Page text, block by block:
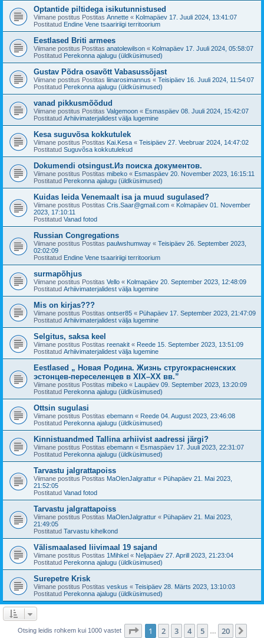
Optantide piltidega isikutunnistused
Viimane postitus Postitas Annette « Kolmapäev 17. Juuli 2024, 13:41:07
Postitatud Endine Vene tsaaririigi territoorium
Eestlased Briti armees
Viimane postitus Postitas anatolewilson « Kolmapäev 17. Juuli 2024, 05:58:07
Postitatud Perekonna ajalugu (üldküsimused)
Gustav Põdra osavõtt Vabasussõjast
Viimane postitus Postitas liinarosimannus « Teisipäev 16. Juuli 2024, 11:54:07
Postitatud Perekonna ajalugu (üldküsimused)
vanad pikkusmõõdud
Viimane postitus Postitas Valgemoon « Esmaspäev 08. Juuli 2024, 15:42:07
Postitatud Arhiivimaterjalidest välja lugemine
Kesa suguvõsa kokkutulek
Viimane postitus Postitas Kai.Kesa « Teisipäev 27. Veebruar 2024, 14:47:02
Postitatud Suguvõsa kokkutulekud
Dokumendi otsingust.Из поиска документов.
Viimane postitus Postitas mibeko « Esmaspäev 20. November 2023, 16:15:11
Postitatud Perekonna ajalugu (üldküsimused)
Kuidas leida Venemaalt isa ja muud sugulased?
Viimane postitus Postitas Cris.Saar@gmail.com « Kolmapäev 01. November
2023, 17:10:11
Postitatud Vanad fotod
Russian Congregations
Viimane postitus Postitas paulwshumway « Teisipäev 26. September 2023,
02:02:09
Postitatud Endine Vene tsaaririigi territoorium
surmapõhjus
Viimane postitus Postitas Vello « Kolmapäev 20. September 2023, 12:48:09
Postitatud Arhiivimaterjalidest välja lugemine
Mis on kirjas???
Viimane postitus Postitas ontser85 « Pühapäev 17. September 2023, 21:47:09
Postitatud Arhiivimaterjalidest välja lugemine
Selgitus, saksa keel
Viimane postitus Postitas reenakit « Reede 15. September 2023, 13:51:09
Postitatud Arhiivimaterjalidest välja lugemine
Eestlased „ Новая Родина. Жизнь стругокрасненских
эстонцев-переселенцев в XIX–XX вв.”
Viimane postitus Postitas mibeko « Laupäev 09. September 2023, 13:20:09
Postitatud Perekonna ajalugu (üldküsimused)
Ottsin sugulasi
Viimane postitus Postitas ebemann « Reede 04. August 2023, 23:46:08
Postitatud Perekonna ajalugu (üldküsimused)
Kinnistuandmed Tallina arhiivist aadressi järgi?
Viimane postitus Postitas ebemann « Esmaspäev 17. Juuli 2023, 22:31:07
Postitatud Perekonna ajalugu (üldküsimused)
Tarvastu jalgrattapoiss
Viimane postitus Postitas MaOlenJalgrattur « Pühapäev 21. Mai 2023,
21:52:05
Postitatud Vanad fotod
Tarvastu jalgrattapoiss
Viimane postitus Postitas MaOlenJalgrattur « Pühapäev 21. Mai 2023,
21:49:05
Postitatud Tarvastu kihelkond
Välismaalased liivimaal 19 sajand
Viimane postitus Postitas 1Mihkel « Neljapäev 27. Aprill 2023, 21:23:04
Postitatud Perekonna ajalugu (üldküsimused)
Surepetre Krisk
Viimane postitus Postitas veskus « Teisipäev 28. Märts 2023, 13:10:03
Postitatud Perekonna ajalugu (üldküsimused)
Otsing leidis rohkem kui 1000 vastet 1 . leht20 -st
1 2 3 4 5 20